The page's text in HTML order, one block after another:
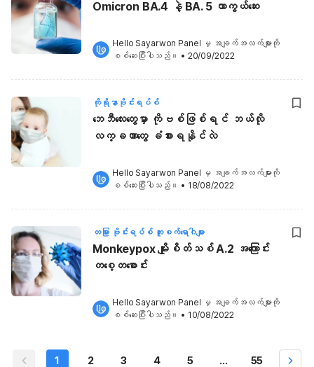
Omicron BA.4 နဲ့ BA. 5 ကာကွယ်ဆေး
Hello Sayarwon Panel မှ အချက်အလက်များကို
စစ်ဆေးပြီးပါသည်။ • 20/09/2022
ကိုရိုနာဗိုင်းရပ်စ်
ဘေဘီလေးတွေမှာ ကိုဗစ်ဖြစ်ရင် ဘယ်လို
လက္ခဏာတွေ ခံစားရနိုင်လဲ
Hello Sayarwon Panel မှ အချက်အလက်များကို
စစ်ဆေးပြီးပါသည်။ • 18/08/2022
တခြား ဗိုင်းရပ်စ် ကူးစက်ရောဂါများ
Monkeypox မျိုးစိတ်သစ် A.2 အကြောင်း
တစေ့တစောင်း
Hello Sayarwon Panel မှ အချက်အလက်များကို
စစ်ဆေးပြီးပါသည်။ • 10/08/2022
1 2 3 4 5 ... 55